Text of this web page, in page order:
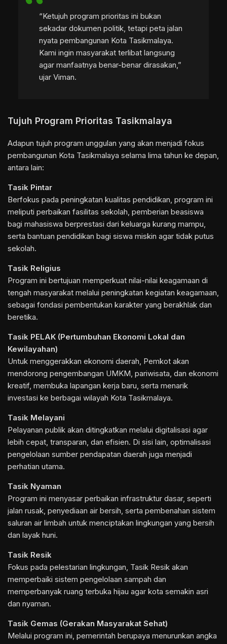
“Ketujuh program prioritas ini bukan
sekadar dokumen politik, tetapi peta jalan
nyata pembangunan Kota Tasikmalaya.
Kami ingin masyarakat terlibat langsung
agar manfaatnya benar-benar dirasakan,”
ujar Viman.
Tujuh Program Prioritas Tasikmalaya
Adapun tujuh program unggulan yang akan menjadi fokus
pembangunan Kota Tasikmalaya selama lima tahun ke depan,
antara lain:
Tasik Pintar
Berfokus pada peningkatan kualitas pendidikan, program ini
meliputi perbaikan fasilitas sekolah, pemberian beasiswa
bagi mahasiswa berprestasi dari keluarga kurang mampu,
serta bantuan pendidikan bagi siswa miskin agar tidak putus
sekolah.
Tasik Religius
Program ini bertujuan memperkuat nilai-nilai keagamaan di
tengah masyarakat melalui peningkatan kegiatan keagamaan,
sebagai fondasi pembentukan karakter yang berakhlak dan
beretika.
Tasik PELAK (Pertumbuhan Ekonomi Lokal dan
Kewilayahan)
Untuk menggerakkan ekonomi daerah, Pemkot akan
mendorong pengembangan UMKM, pariwisata, dan ekonomi
kreatif, membuka lapangan kerja baru, serta menarik
investasi ke berbagai wilayah Kota Tasikmalaya.
Tasik Melayani
Pelayanan publik akan ditingkatkan melalui digitalisasi agar
lebih cepat, transparan, dan efisien. Di sisi lain, optimalisasi
pengelolaan sumber pendapatan daerah juga menjadi
perhatian utama.
Tasik Nyaman
Program ini menyasar perbaikan infrastruktur dasar, seperti
jalan rusak, penyediaan air bersih, serta pembenahan sistem
saluran air limbah untuk menciptakan lingkungan yang bersih
dan layak huni.
Tasik Resik
Fokus pada pelestarian lingkungan, Tasik Resik akan
memperbaiki sistem pengelolaan sampah dan
memperbanyak ruang terbuka hijau agar kota semakin asri
dan nyaman.
Tasik Gemas (Gerakan Masyarakat Sehat)
Melalui program ini, pemerintah berupaya menurunkan angka